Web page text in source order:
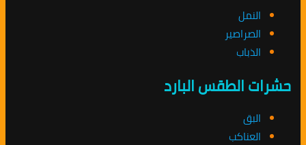
النمل
الصراصير
الذباب
حشرات الطقس البارد
البق
العناكب